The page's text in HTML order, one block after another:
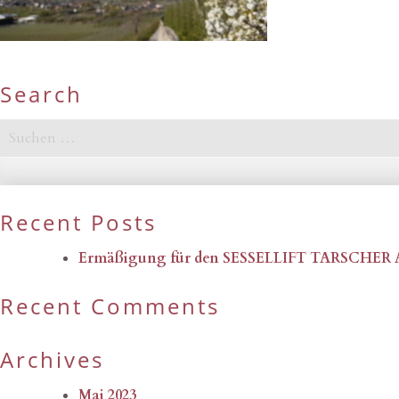
Search
Suchen
Recent Posts
Ermäßigung für den SESSELLIFT TARSCHER
Recent Comments
Archives